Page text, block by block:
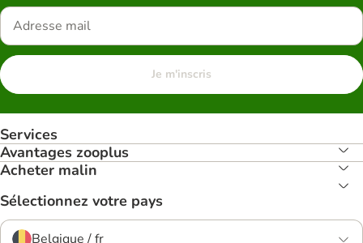
Je m'inscris
Services
Avantages zooplus
Acheter malin
Sélectionnez votre pays
Belgique / fr